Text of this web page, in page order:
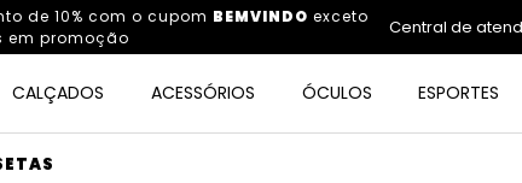
de 10% com o cupom BEMVINDO exceto
em promoção
Central de
CALÇADOS ACESSÓRIOS ÓCULOS ESPORTES